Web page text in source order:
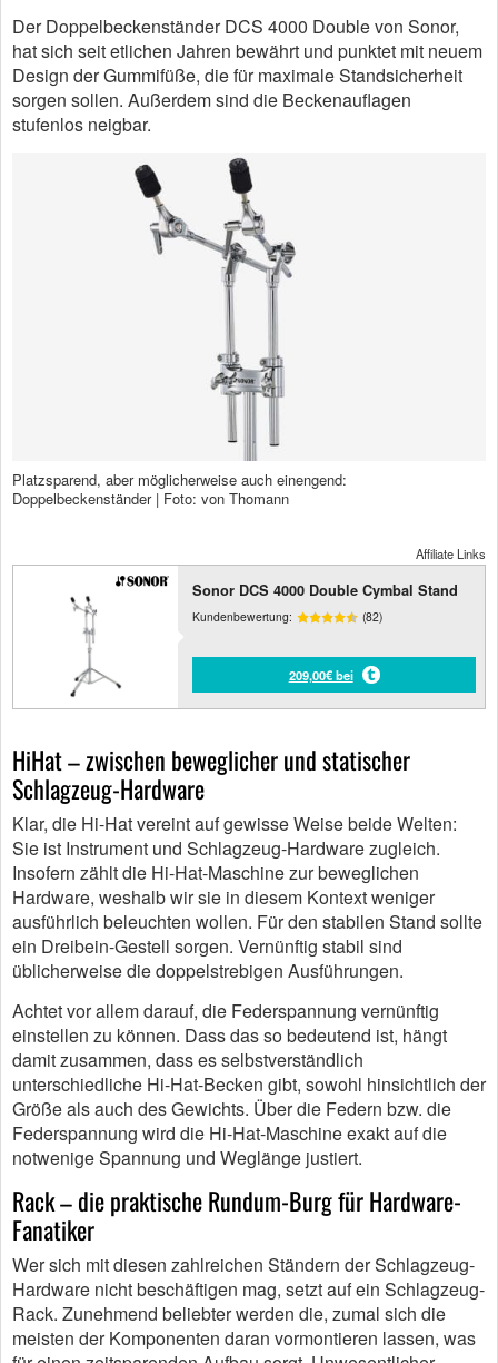
Der Doppelbeckenständer DCS 4000 Double von Sonor,
hat sich seit etlichen Jahren bewährt und punktet mit neuem
Design der Gummifüße, die für maximale Standsicherheit
sorgen sollen. Außerdem sind die Beckenauflagen
stufenlos neigbar.
Platzsparend, aber möglicherweise auch einengend:
Doppelbeckenständer | Foto: von Thomann
Affiliate Links
Sonor DCS 4000 Double Cymbal Stand
Kundenbewertung: (82)
209,00€ bei
HiHat – zwischen beweglicher und statischer
Schlagzeug-Hardware
Klar, die Hi-Hat vereint auf gewisse Weise beide Welten:
Sie ist Instrument und Schlagzeug-Hardware zugleich.
Insofern zählt die Hi-Hat-Maschine zur beweglichen
Hardware, weshalb wir sie in diesem Kontext weniger
ausführlich beleuchten wollen. Für den stabilen Stand sollte
ein Dreibein-Gestell sorgen. Vernünftig stabil sind
üblicherweise die doppelstrebigen Ausführungen.
Achtet vor allem darauf, die Federspannung vernünftig
einstellen zu können. Dass das so bedeutend ist, hängt
damit zusammen, dass es selbstverständlich
unterschiedliche Hi-Hat-Becken gibt, sowohl hinsichtlich der
Größe als auch des Gewichts. Über die Federn bzw. die
Federspannung wird die Hi-Hat-Maschine exakt auf die
notwenige Spannung und Weglänge justiert.
Rack – die praktische Rundum-Burg für Hardware-
Fanatiker
Wer sich mit diesen zahlreichen Ständern der Schlagzeug-
Hardware nicht beschäftigen mag, setzt auf ein Schlagzeug-
Rack. Zunehmend beliebter werden die, zumal sich die
meisten der Komponenten daran vormontieren lassen, was